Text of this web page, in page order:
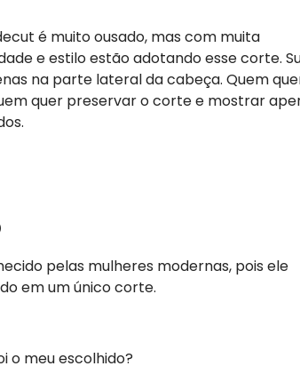
é muito ousado, mas com muita
e estilo estão adotando esse corte.
na parte lateral da cabeça. Quem
quer preservar o corte e mostrar
pelas mulheres modernas, pois ele
em um único corte.
o meu escolhido?